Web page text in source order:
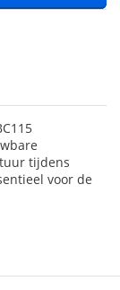
tijdens
voor de